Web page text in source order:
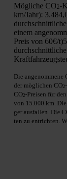
Mög­li­che CO2-
km/Jahr):
einem
Preis von 60€/t)
Die ange­nom­me­ne
der mög­li­chen CO2
CO2-Prei­sen für
von 15.000 km.
ger aus­fal­len. Die
ten zu ent­rich­ten.